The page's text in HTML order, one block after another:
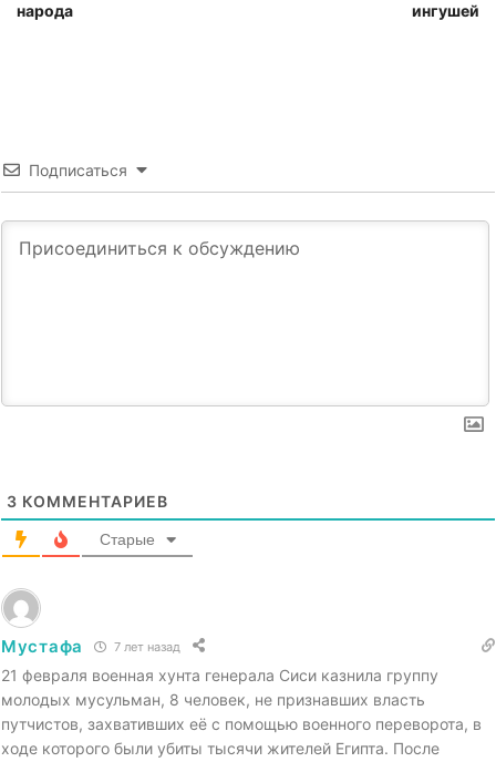
народа
ингушей
Подписаться
3 КОММЕНТАРИЕВ
Старые
Мустафа 7 лет назад
21 февраля военная хунта генерала Сиси казнила группу
молодых мусульман, 8 человек, не признавших власть
путчистов, захвативших её с помощью военного переворота, в
ходе которого были убиты тысячи жителей Египта. После